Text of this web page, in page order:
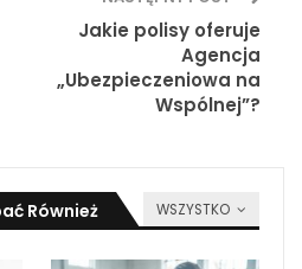
Jakie polisy oferuje
Agencja
„Ubezpieczeniowa na
Wspólnej”?
WSZYSTKO
Również